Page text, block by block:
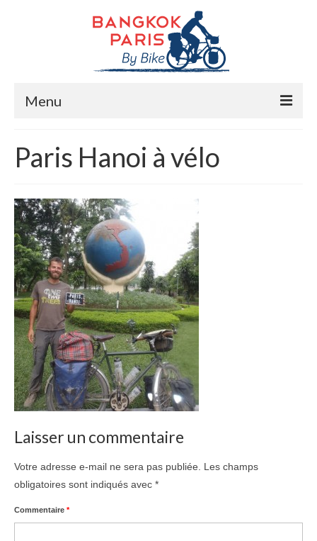
Menu
Préparation bike trip
La route
Mes rencontres
Me soutenir
Presse
Paris Hanoi à vélo
Laisser un commentaire
Votre adresse e-mail ne sera pas publiée.
Les champs
obligatoires sont indiqués avec *
Commentaire *